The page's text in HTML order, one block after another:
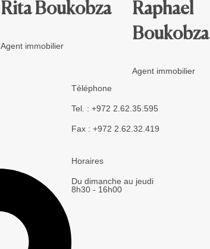
Rita Boukobza
Agent immobilier
Raphael
Boukobza
Agent immobilier
Téléphone
Tel. : +972 2.62.35.595
Fax : +972 2.62.32.419
Horaires
Du dimanche au jeudi
8h30 - 16h00